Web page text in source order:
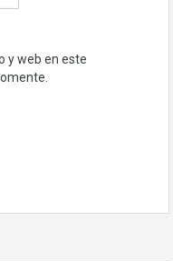
y web en este